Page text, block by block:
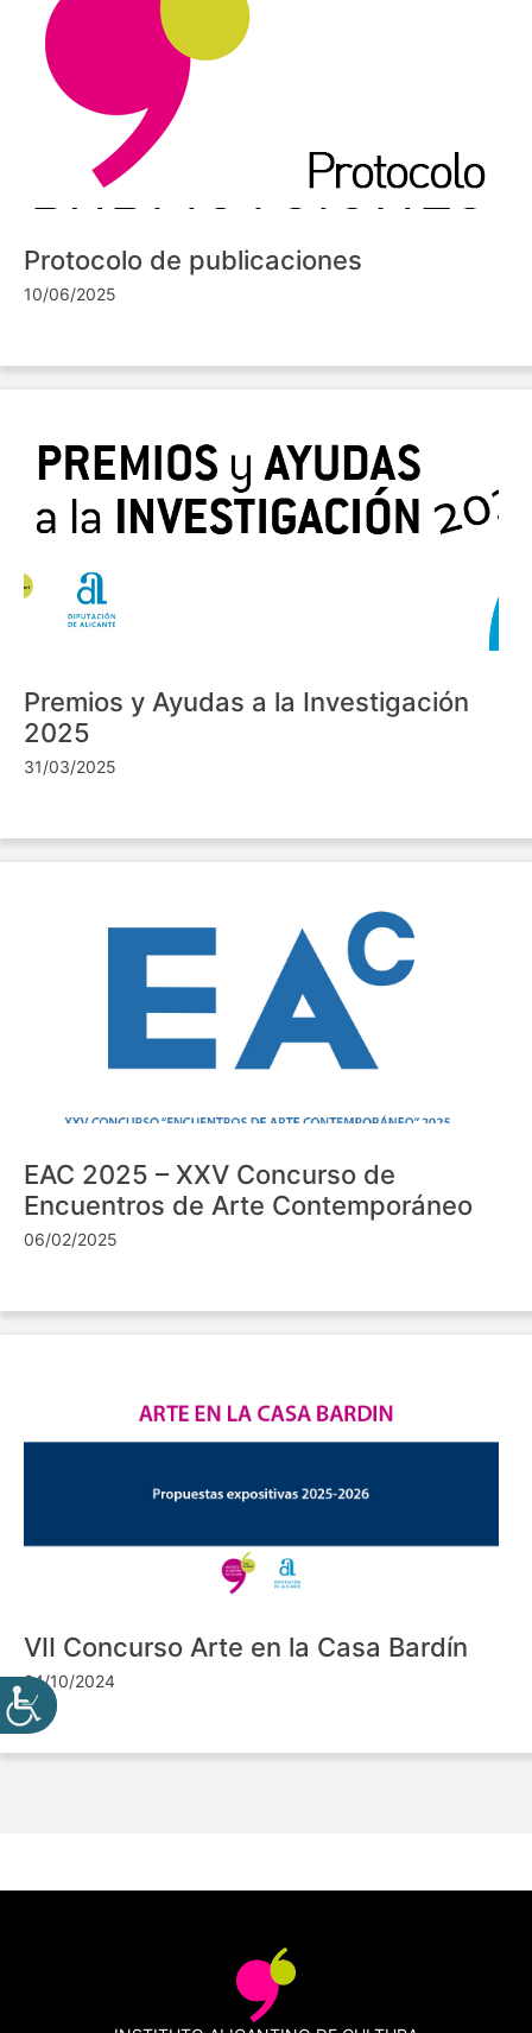
Protocolo de publicaciones
10/06/2025
Premios y Ayudas a la Investigación
2025
31/03/2025
EAC 2025 – XXV Concurso de
Encuentros de Arte Contemporáneo
06/02/2025
VII Concurso Arte en la Casa Bardín
24/10/2024